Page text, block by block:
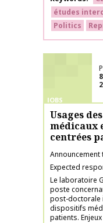
études
Politics
JOBS
Usages
médicaux
centrées
Announcement
Expected
Le laboratoire
poste
post-doctorale
dispositifs
patients.